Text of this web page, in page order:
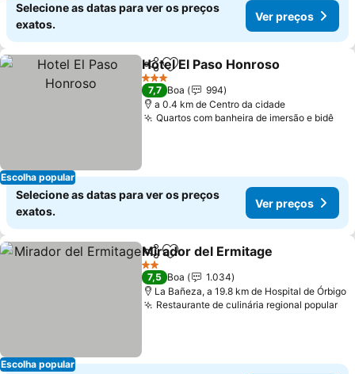
Selecione as datas para ver os preços
exatos.
Ver preços
Escolha popular
PartilharAdicionar aos favoritos
Hotel El Paso Honroso
3 Estrelas
7,7 Boa
994
a 0.4 km de Centro da cidade
Quartos com banheira de imersão e bidê
Selecione as datas para ver os preços
exatos.
Ver preços
Escolha popular
PartilharAdicionar aos favoritos
Mirador del Ermitage
2 Estrelas
7,5 Boa
1.034
La Bañeza, a 19.8 km de Hospital de Órbigo
Restaurante de culinária regional popular